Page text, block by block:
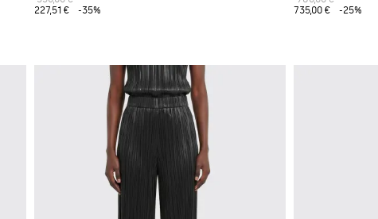
227,51 €
-35%
735,00 €
-25%